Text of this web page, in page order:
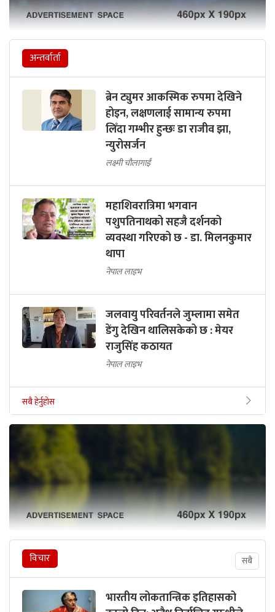
अन्तर्वार्ता
ब्रेन ट्युमर आकस्मिक रुपमा देखिने
होइन, लक्षणलाई सामान्य रुपमा
लिँदा गम्भीर हुन्छः डा राजीव झा,
न्युरोसर्जन
लक्ष्मी चौलागाईं
महाशिवरात्रिमा भगवान
पशुपतिनाथको सहजै दर्शनको
व्यवस्था गरिएको छ - डा. मिलनकुमार
थापा
नेपाल लाइभ
जलवायु परिवर्तनले जुम्लामा समेत
डेंगु देखिन थालिसकेको छ : मेयर
राजुसिंह कठायत
नेपाल लाइभ
सबै हेर्नुहोस
विचार सबै
भारतीय लोकतान्त्रिक इतिहासको